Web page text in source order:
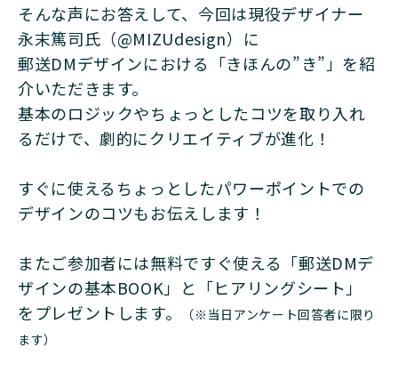
そんな声にお答えして、今回は現役デザイナー
永末篤司氏（@MIZUdesign）に
郵送DMデザインにおける「きほんの”き”」を紹
介いただきます。
基本のロジックやちょっとしたコツを取り入れ
るだけで、劇的にクリエイティブが進化！
すぐに使えるちょっとしたパワーポイントでの
デザインのコツもお伝えします！
またご参加者には無料ですぐ使える「郵送DMデ
ザインの基本BOOK」と「ヒアリングシート」
をプレゼントします。
（※当日アンケート回答者に限り
ます）